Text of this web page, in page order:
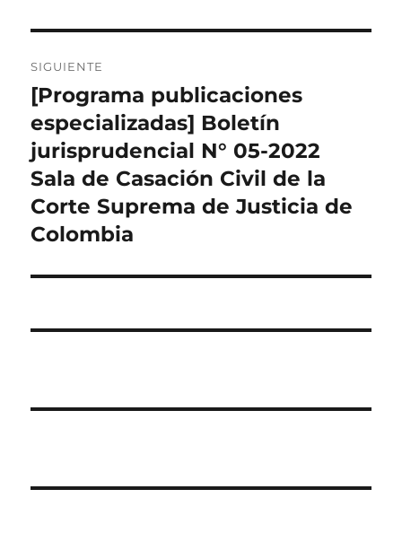
SIGUIENTE
Entrada
siguiente:
[Programa publicaciones
especializadas] Boletín
jurisprudencial N° 05-2022
Sala de Casación Civil de la
Corte Suprema de Justicia de
Colombia